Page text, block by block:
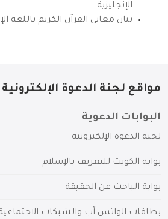
الإنجليزية
بيان معاني القرآن الكريم باللغة
مواقع لجنة الدعوة الإلكترونية
البوابات الدعوية
لجنة الدعوة الإلكترونية
بوابة الكويت للتعريف بالإسلام
بوابة الباحث عن الحقيقة
بطاقات الواتس آب والشبكات